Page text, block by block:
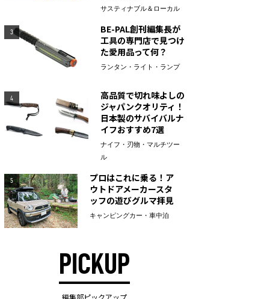
サスティナブル＆ローカル
3
BE-PAL創刊編集長が
工具の専門店で見つけ
た愛用品って何？
ランタン・ライト・ランプ
4
高品質で切れ味よしの
ジャパンクオリティ！
日本製のサバイバルナ
イフおすすめ7選
ナイフ・刃物・マルチツー
ル
5
プロはこれに乗る！ア
ウトドアメーカースタ
ッフの遊びグルマ拝見
キャンピングカー・車中泊
PICKUP
編集部ピックアップ